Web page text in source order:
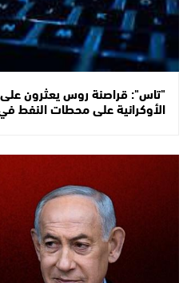
"تاس": قراصنة روس يعثرون على
الأوكرانية على محطات النفط